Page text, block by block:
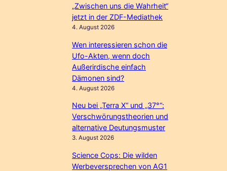
„Zwischen uns die Wahrheit“
jetzt in der ZDF-Mediathek
4. August 2026
Wen interessieren schon die
Ufo-Akten, wenn doch
Außerirdische einfach
Dämonen sind?
4. August 2026
Neu bei „Terra X“ und „37°“:
Verschwörungstheorien und
alternative Deutungsmuster
3. August 2026
Science Cops: Die wilden
Werbeversprechen von AG1